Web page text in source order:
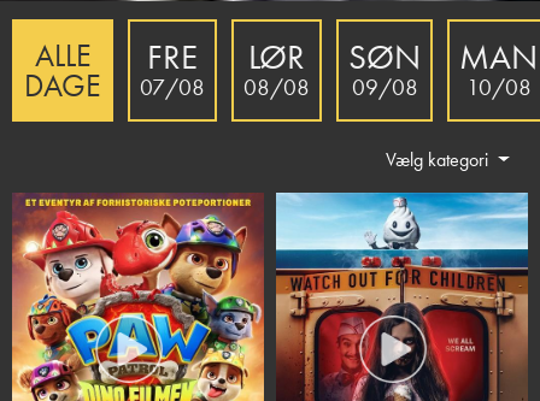
ALLE
DAGE
FRE
07/08
LØR
08/08
SØN
09/08
MAN
10/08
Vælg kategori